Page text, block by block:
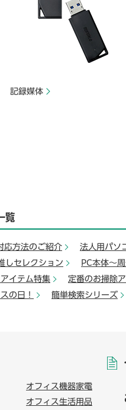
記録媒体
覧
方法のご紹介
法人用パソ
しセレクション
PC本体～
イテム特集
定番のお掃除
の日！
簡単検索シリーズ
オフィス機器家電
オフィス生活用品